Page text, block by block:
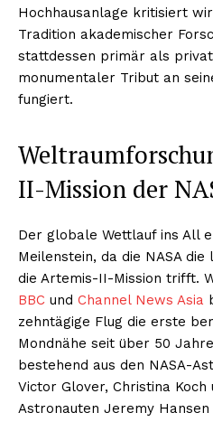
Hochhausanlage kritisiert
Tradition akademischer
stattdessen primär als
monumentaler Tribut an
fungiert.
II-Mission der
Der globale Wettlauf ins All
Meilenstein, da die NASA
die Artemis-II-Mission trifft.
BBC und Channel News Asia
zehntägige Flug die erste
Mondnähe seit über 50
bestehend aus den NASA-
Victor Glover, Christina Koch
Astronauten Jeremy